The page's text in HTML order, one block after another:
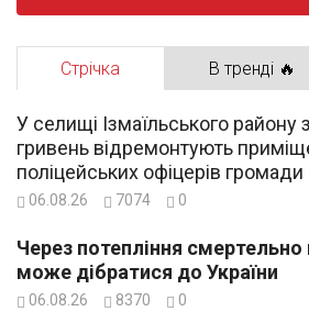
Стрічка В тренді 🔥
У селищі Ізмаїльського району
гривень відремонтують
поліцейських офіцерів громади
06.08.26 7074 0
Через потепління
може дібратися до України
06.08.26 8370 0